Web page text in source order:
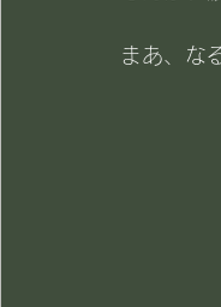
まあ、な